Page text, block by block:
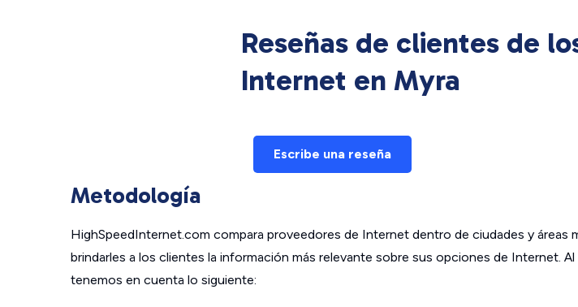
Reseñas de clientes de
Internet en Myra
Escribe una reseña
Metodología
HighSpeedInternet.com compara proveedores de Internet dentro de ciudades y áreas
brindarles a los clientes la información más relevante sobre sus opciones de Internet.
tenemos en cuenta lo siguiente: